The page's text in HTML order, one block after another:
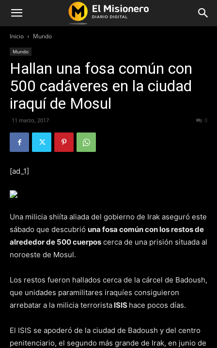
Inicio Mundo
Mundo
Hallan una fosa común con
500 cadáveres en la ciudad
iraquí de Mosul
11 marzo, 2017 0
[ad_1]
Una milicia shiíta aliada del gobierno de Irak aseguró este
sábado que descubrió una fosa común con los restos de
alrededor de 500 cuerpos cerca de una prisión situada al
noroeste de Mosul.
Los restos fueron hallados cerca de la cárcel de Badoush,
que unidades paramilitares iraquíes consiguieron
arrebatar a la milicia terrorista ISIS hace pocos días.
El ISIS se apoderó de la ciudad de Badoush y del centro
penitenciario, el segundo más grande de Irak, en junio de